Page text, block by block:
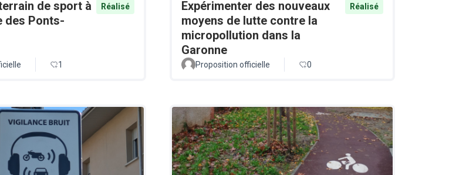
de sport à
des Ponts-
Réalisé
1
Expérimenter des nouveaux
moyens de lutte contre la
micropollution dans la
Garonne
Réalisé
Proposition officielle 0